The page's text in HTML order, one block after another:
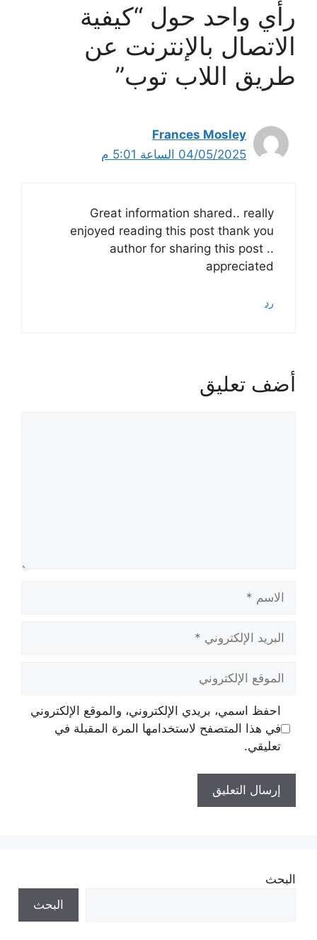
رأي واحد حول “كيفية
الاتصال بالإنترنت عن
طريق اللاب توب”
Frances Mosley
04/05/2025 الساعة 5:01 م
Great information shared.. really
enjoyed reading this post thank you
author for sharing this post ..
appreciated
رد
أضف تعليق
الاسم
البريد
الإلكتروني
الموقع
الإلكتروني
احفظ اسمي، بريدي الإلكتروني، والموقع الإلكتروني
في هذا المتصفح لاستخدامها المرة المقبلة في
تعليقي.
البحث
البحث